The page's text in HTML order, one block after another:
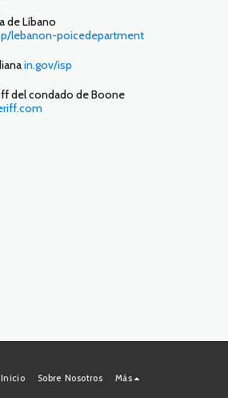
de Líbano
lebanon-poicedepartment
in.gov/isp
del condado de Boone
Inicio Sobre Nosotros Más